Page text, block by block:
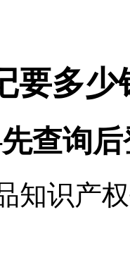
要多少
查询后
知识产